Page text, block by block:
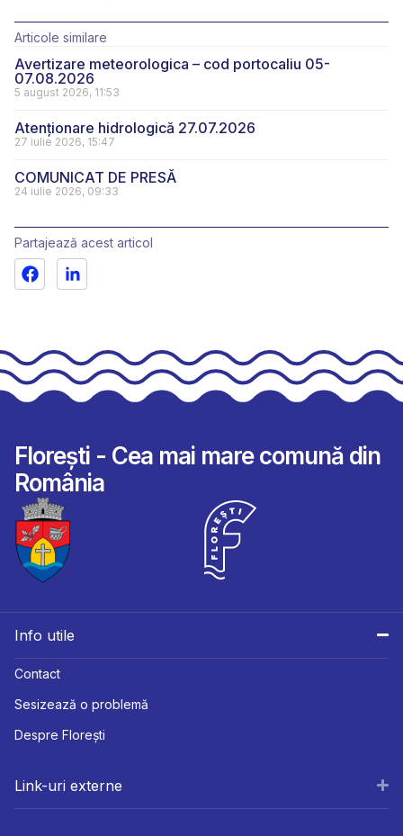
Articole similare
Avertizare meteorologica – cod portocaliu 05-
07.08.2026
5 august 2026, 11:53
Atenționare hidrologică 27.07.2026
27 iulie 2026, 15:47
COMUNICAT DE PRESĂ
24 iulie 2026, 09:33
Partajează acest articol
Florești - Cea mai mare comună din
România
Info utile
Contact
Sesizează o problemă
Despre Florești
Link-uri externe